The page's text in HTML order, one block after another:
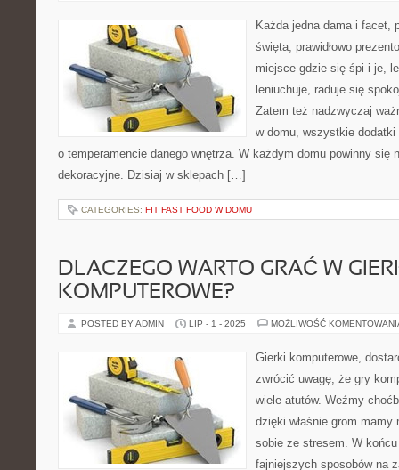
Każda jedna dama i facet,
święta, prawidłowo
miejsce gdzie się śpi i je,
leniuchuje, raduje się
Zatem też nadzwyczaj
w domu, wszystkie
o temperamencie danego wnętrza. W każdym domu powinny się
dekoracyjne. Dzisiaj w sklepach […]
CATEGORIES: FIT FAST FOOD W DOMU
DLACZEGO WARTO GRAĆ W
KOMPUTEROWE?
POSTED BY ADMIN LIP - 1 - 2025 MOŻLIWOŚĆ
Gierki komputerowe,
zwrócić uwagę, że gry
wiele atutów. Weźmy
dzięki właśnie grom
sobie ze stresem. W
fajniejszych sposobów na